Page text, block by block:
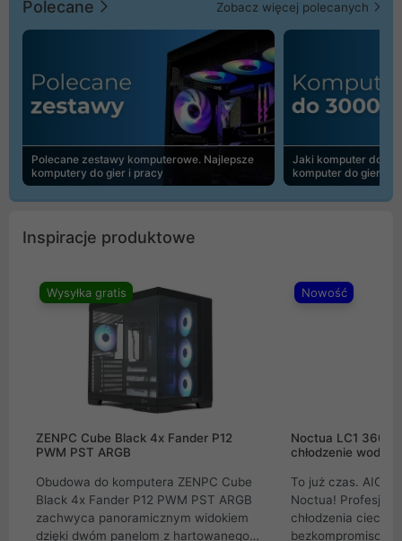
Polecane Zobacz więcej polecanych
Polecane zestawy komputerowe. Najlepsze
komputery do gier i pracy
Jaki komputer do
komputer do gier |
Inspiracje produktowe
Wysyłka gratis
ZENPC Cube Black 4x Fander P12
PWM PST ARGB
Obudowa do komputera ZENPC Cube
Black 4x Fander P12 PWM PST ARGB
zachwyca panoramicznym widokiem
dzięki dwóm panelom z hartowanego
Nowość
Noctua LC1
chłodzenie wodne
To już czas. AIO
Noctua!
chłodzenia cieczą